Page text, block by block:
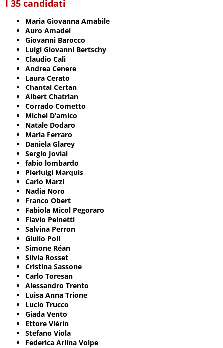
I 35 candidati
Maria Giovanna Amabile
Auro Amadei
Giovanni Barocco
Luigi Giovanni Bertschy
Claudio Calì
Andrea Cenere
Laura Cerato
Chantal Certan
Albert Chatrian
Corrado Cometto
Michel D’amico
Natale Dodaro
Maria Ferraro
Daniela Glarey
Sergio Jovial
fabio lombardo
Pierluigi Marquis
Carlo Marzi
Nadia Noro
Franco Obert
Fabiola Micol Pegoraro
Flavio Peinetti
Salvina Perron
Giulio Poli
Simone Réan
Silvia Rosset
Cristina Sassone
Carlo Toresan
Alessandro Trento
Luisa Anna Trione
Lucio Trucco
Giada Vento
Ettore Viérin
Stefano Viola
Federica Arlina Volpe